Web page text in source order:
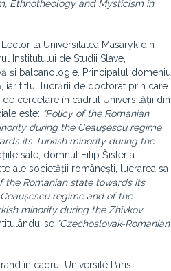
Ethnotheology and Mysticism in
la Universitatea Masaryk din
Institutului de Studii Slave,
și balcanologie. Principalul domeniu
iar titlul lucrării de doctorat prin care
de cercetare în cadrul Universității din
este: "Policy of the Romanian
during the Ceaușescuregime
its Turkish minority during the
sale, domnul Filip Šisler a
ale societății românești, lucrarea sa
the Romanian state towards its
regime and of the
minority during the Zhivkov
se "Czechoslovak-Romanian
în cadrul Université Paris III